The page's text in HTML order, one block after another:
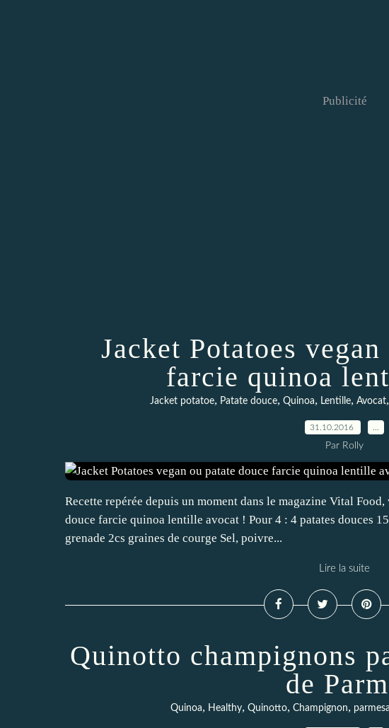
Publicité
Jacket Potatoes
farcie quinoa
Jacket potatoe, Patate douce, Quinoa, Lentille, Avocat,
31.10.2016
Par Rolly
Recette repérée depuis un moment dans le magazine Vital
douce farcie quinoa lentille avocat ! Pour 4 : 4 patates douces
grenade 2cs graines de courge Sel, poivre...
Lire la suite
Quinotto champignons
de
Quinoa, Healthy, Quinotto, Champignon,